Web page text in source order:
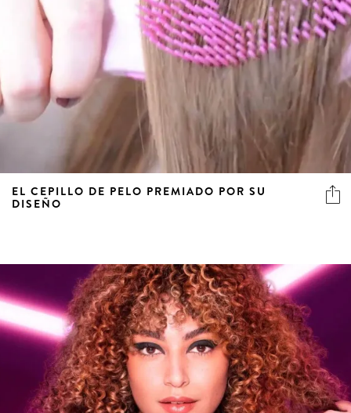
EL CEPILLO DE PELO PREMIADO POR SU
DISEÑO